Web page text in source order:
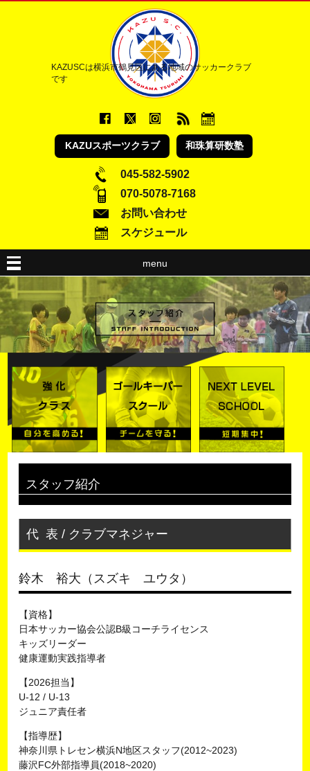
KAZUSCは横浜市鶴見区にある地域のサッカークラブ
です
KAZUスポーツクラブ 和珠算研数塾
045-582-5902
070-5078-7168
お問い合わせ
スケジュール
menu
スタッフ紹介
代 表 / クラブマネジャー
鈴木 裕大（スズキ ユウタ）
【資格】
日本サッカー協会公認B級コーチライセンス
キッズリーダー
健康運動実践指導者
【2026担当】
U-12 / U-13
ジュニア責任者
【指導歴】
神奈川県トレセン横浜N地区スタッフ(2012~2023)
藤沢FC外部指導員(2018~2020)